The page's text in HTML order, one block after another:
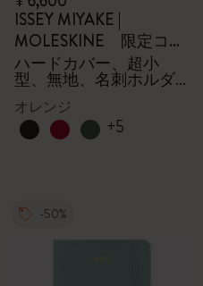
ISSEY MIYAKE |
MOLESKINE 限定コレ
クション
ハードカバー、超小
型、無地、名刺ホルダ
ー - 箱付き
オレンジ
+5
-50%